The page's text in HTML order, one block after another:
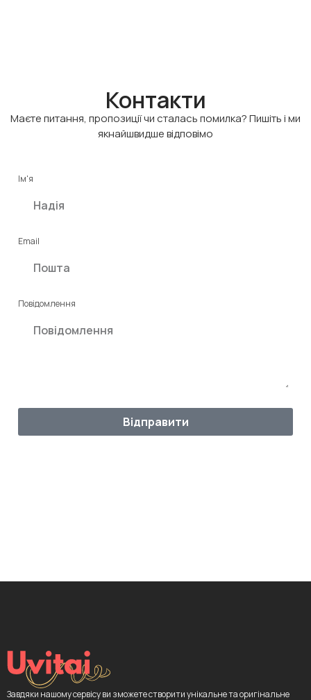
Контакти
Маєте питання, пропозиції чи сталась помилка? Пишіть і ми
якнайшвидше відповімо
Ім'я
Email
Повідомлення
Відправити
Завдяки нашому сервісу ви зможете створити унікальне та оригінальне